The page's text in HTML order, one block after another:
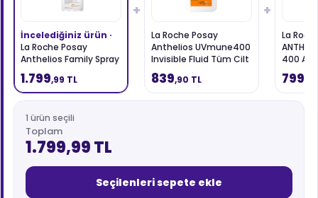
İncelediğiniz ürün ·
La Roche Posay
Anthelios Family Spray
SPF50+ Tüm Cilt Tipleri
İçin Vücut Güneş Kremi
300 ml
1.799,99 TL
+
La Roche Posay
Anthelios UVmune400
Invisible Fluid Tüm Cilt
Tipleri İçin SPF50+ Yüz
Güneş Kremi 50 ml
839,90 TL
+
La
400
Fluid
Güneş
799
1 ürün seçili
Toplam
1.799,99 TL
Seçilenleri sepete ekle